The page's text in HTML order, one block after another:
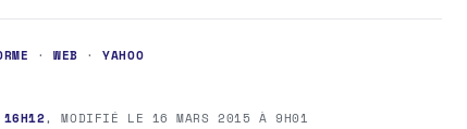
· WEB ·YAHOO
, MODIFIÉ LE 16 MARS 2015 À 9H01